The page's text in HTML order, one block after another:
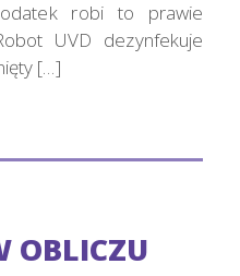
robi to prawie
UVD dezynfekuje
[…]
OBLICZU